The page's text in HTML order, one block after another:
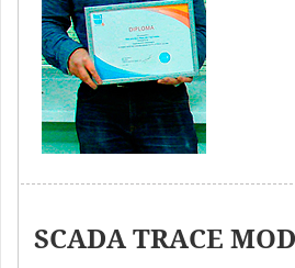
SCADA TRACE